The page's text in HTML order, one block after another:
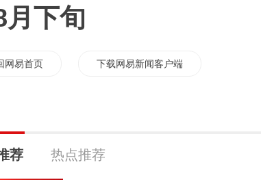
月下旬
网易首页 下载网易新闻客户端
荐 热点推荐